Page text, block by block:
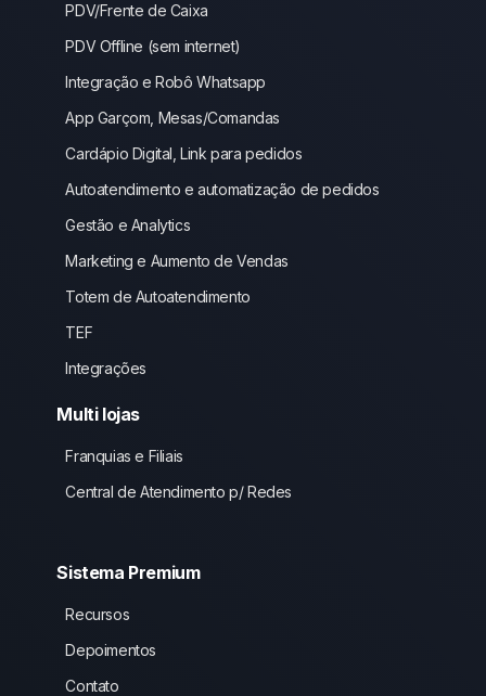
PDV/Frente de Caixa
PDV Offline (sem internet)
Integração e Robô Whatsapp
App Garçom, Mesas/Comandas
Cardápio Digital, Link para pedidos
Autoatendimento e automatização de pedidos
Gestão e Analytics
Marketing e Aumento de Vendas
Totem de Autoatendimento
TEF
Integrações
Multi lojas
Franquias e Filiais
Central de Atendimento p/ Redes
Sistema Premium
Recursos
Depoimentos
Contato